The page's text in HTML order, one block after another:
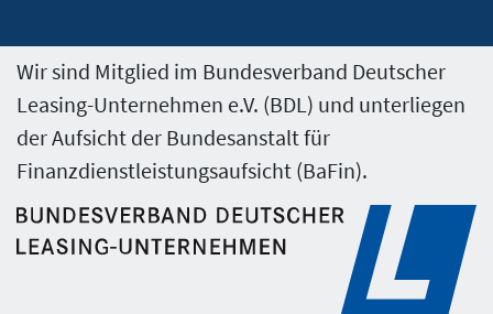
Wir sind Mitglied im Bundesverband Deutscher
Leasing-Unternehmen e.V. (BDL) und unterliegen
der Aufsicht der Bundesanstalt für
Finanzdienstleistungsaufsicht (BaFin).